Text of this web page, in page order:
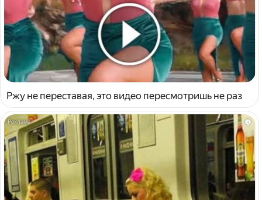
Ржу не переставая, это видео пересмотришь не раз
i